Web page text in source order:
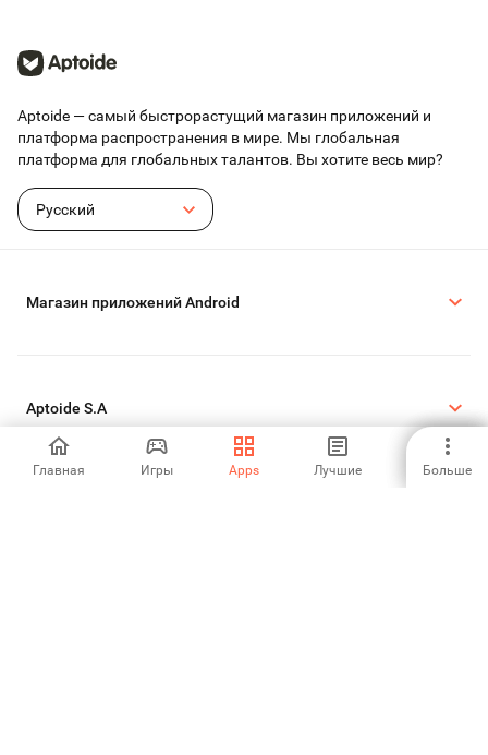
Главная Игры Apps Лучшие Больше
Aptoide — самый быстрорастущий магазин приложений и
платформа распространения в мире. Мы глобальная
платформа для глобальных талантов. Вы хотите весь мир?
Русский
Магазин приложений Android
Aptoide S.A